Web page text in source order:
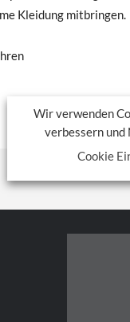
Kleidung mitbringen.
Wir verwenden
verbessern und
Cookie